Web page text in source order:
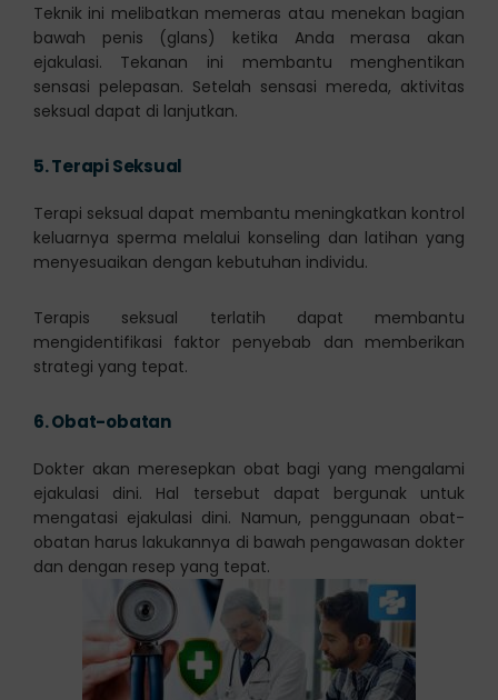
Teknik ini melibatkan memeras atau menekan bagian
bawah penis (glans) ketika Anda merasa akan
ejakulasi. Tekanan ini membantu menghentikan
sensasi pelepasan. Setelah sensasi mereda, aktivitas
seksual dapat di lanjutkan.
5.Terapi Seksual
Terapi seksual dapat membantu meningkatkan kontrol
keluarnya sperma melalui konseling dan latihan yang
menyesuaikan dengan kebutuhan individu.
Terapis seksual terlatih dapat membantu
mengidentifikasi faktor penyebab dan memberikan
strategi yang tepat.
6.Obat-obatan
Dokter akan meresepkan obat bagi yang mengalami
ejakulasi dini. Hal tersebut dapat bergunak untuk
mengatasi ejakulasi dini. Namun, penggunaan obat-
obatan harus lakukannya di bawah pengawasan dokter
dan dengan resep yang tepat.